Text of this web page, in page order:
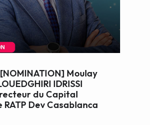
OTHER / AUTRES
Moulay
IDRISSI
du Capital
RATP Dev Casablanca